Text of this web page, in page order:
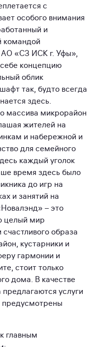
с
особого внимания
и
командой
АО «СЗ ИСК г. Уфы»,
концепцию
облик
так, будто всегда
здесь.
массива микрорайон
жителей на
и набережной и
для семейного
каждый уголок
время здесь было
до игр на
и занятий на
– это
целый мир
образа
кустарники и
гармонии и
стоит только
дома. В качестве
услуги
предусмотрены
главным